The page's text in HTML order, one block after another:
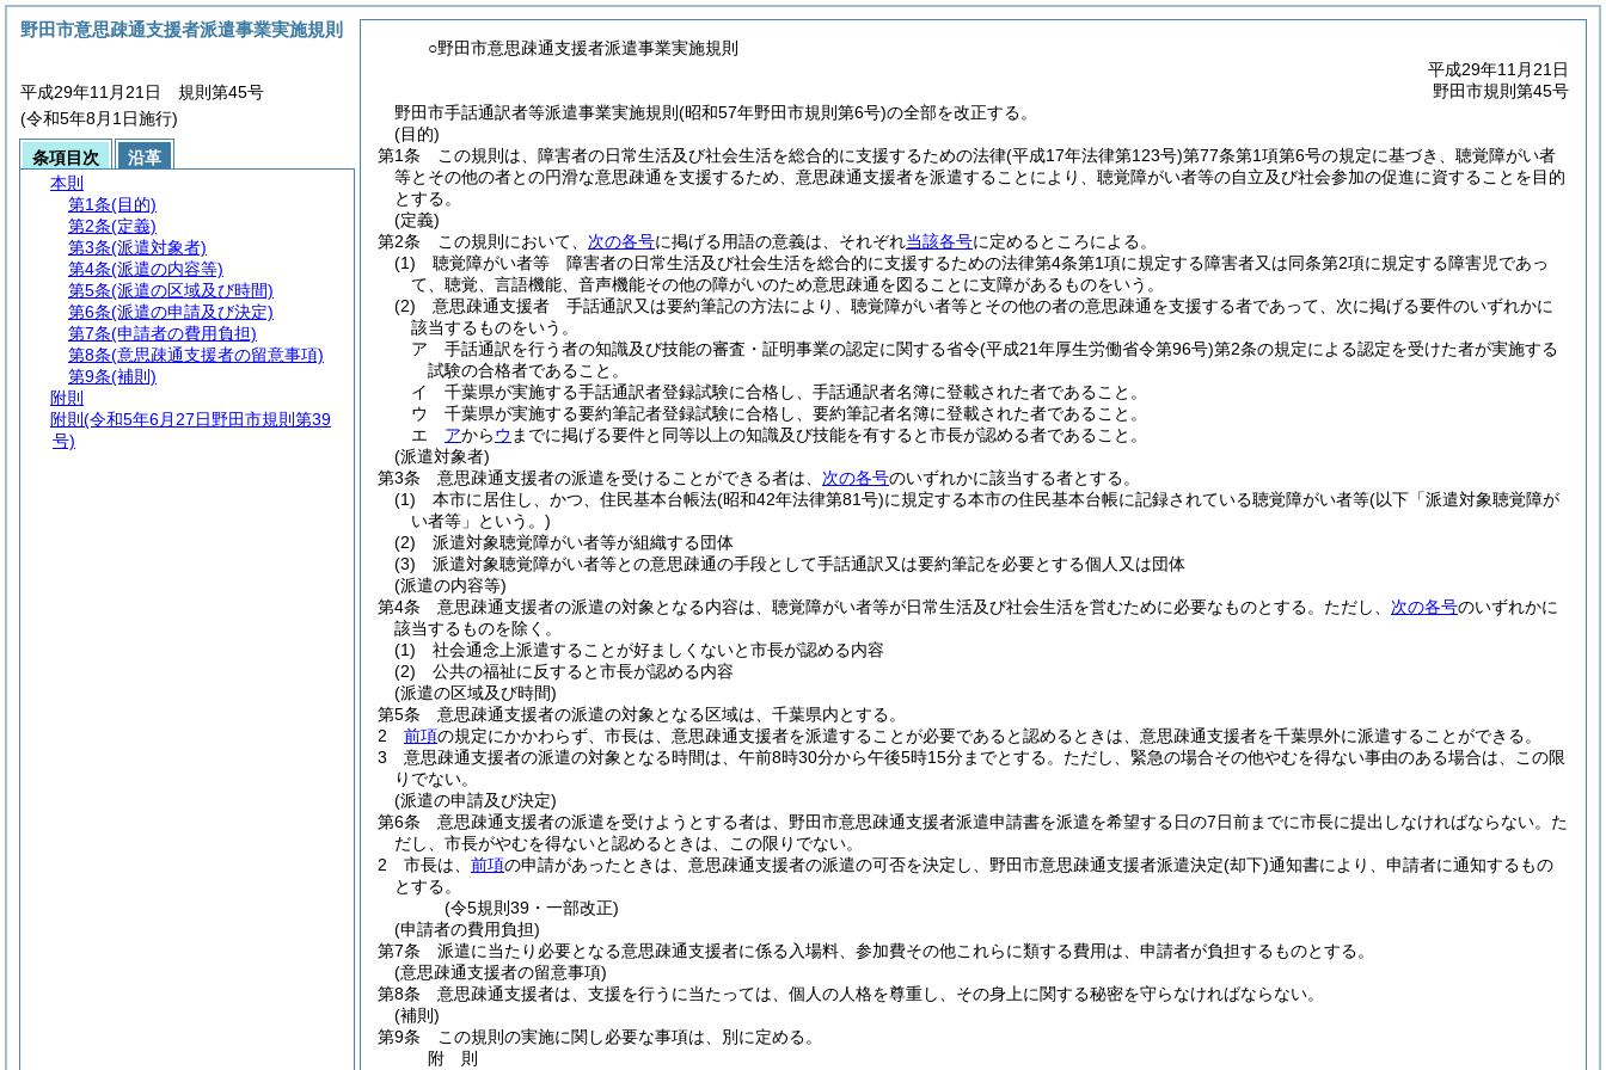
○野田市意思疎通支援者派遣事業実施規則
平成29年11月21日
野田市規則第45号
野田市手話通訳者等派遣事業実施規則(昭和57年野田市規則第6号)の全部を改正する。
(目的)
第1条
この規則は、障害者の日常生活及び社会生活を総合的に支援するための法律(平成17年法律第123号)第77条第1項第6号の規定に基づき、聴覚障がい者
等とその他の者との円滑な意思疎通を支援するため、意思疎通支援者を派遣することにより、聴覚障がい者等の自立及び社会参加の促進に資することを目的
とする。
(定義)
第2条
この規則において、 次の各号に掲げる用語の意義は、それぞれ当該各号に定めるところによる。
(1)
聴覚障がい者等 障害者の日常生活及び社会生活を総合的に支援するための法律第4条第1項に規定する障害者又は同条第2項に規定する障害児であっ
て、聴覚、言語機能、音声機能その他の障がいのため意思疎通を図ることに支障があるものをいう。
(2)
意思疎通支援者 手話通訳又は要約筆記の方法により、聴覚障がい者等とその他の者の意思疎通を支援する者であって、次に掲げる要件のいずれかに
該当するものをいう。
ア
手話通訳を行う者の知識及び技能の審査・証明事業の認定に関する省令(平成21年厚生労働省令第96号)第2条の規定による認定を受けた者が実施する
試験の合格者であること。
イ
千葉県が実施する手話通訳者登録試験に合格し、手話通訳者名簿に登載された者であること。
ウ
千葉県が実施する要約筆記者登録試験に合格し、要約筆記者名簿に登載された者であること。
エ
アからウ までに掲げる要件と同等以上の知識及び技能を有すると市長が認める者であること。
(派遣対象者)
第3条
意思疎通支援者の派遣を受けることができる者は、 次の各号のいずれかに該当する者とする。
(1)
本市に居住し、かつ、住民基本台帳法(昭和42年法律第81号)に規定する本市の住民基本台帳に記録されている聴覚障がい者等(以下「派遣対象聴覚障が
い者等」という。)
(2)
派遣対象聴覚障がい者等が組織する団体
(3)
派遣対象聴覚障がい者等との意思疎通の手段として手話通訳又は要約筆記を必要とする個人又は団体
(派遣の内容等)
第4条
意思疎通支援者の派遣の対象となる内容は、聴覚障がい者等が日常生活及び社会生活を営むために必要なものとする。 ただし、 次の各号のいずれかに
該当するものを除く。
(1)
社会通念上派遣することが好ましくないと市長が認める内容
(2)
公共の福祉に反すると市長が認める内容
(派遣の区域及び時間)
第5条
意思疎通支援者の派遣の対象となる区域は、千葉県内とする。
2
前項の規定にかかわらず、市長は、意思疎通支援者を派遣することが必要であると認めるときは、意思疎通支援者を千葉県外に派遣することができる。
3
意思疎通支援者の派遣の対象となる時間は、午前8時30分から午後5時15分までとする。 ただし、緊急の場合その他やむを得ない事由のある場合は、この限
りでない。
(派遣の申請及び決定)
第6条
意思疎通支援者の派遣を受けようとする者は、野田市意思疎通支援者派遣申請書を派遣を希望する日の7日前までに市長に提出しなければならない。 た
だし、市長がやむを得ないと認めるときは、この限りでない。
2
市長は、 前項の申請があったときは、意思疎通支援者の派遣の可否を決定し、野田市意思疎通支援者派遣決定(却下)通知書により、申請者に通知するもの
とする。
(令5規則39・一部改正)
(申請者の費用負担)
第7条
派遣に当たり必要となる意思疎通支援者に係る入場料、参加費その他これらに類する費用は、申請者が負担するものとする。
(意思疎通支援者の留意事項)
第8条
意思疎通支援者は、支援を行うに当たっては、個人の人格を尊重し、その身上に関する秘密を守らなければならない。
(補則)
第9条
この規則の実施に関し必要な事項は、別に定める。
附 則
野田市意思疎通支援者派遣事業実施規則
平成29年11月21日 規則第45号
(令和5年8月1日施行)
条項目次
沿革
本則
第1条(目的)
第2条(定義)
第3条(派遣対象者)
第4条(派遣の内容等)
第5条(派遣の区域及び時間)
第6条(派遣の申請及び決定)
第7条(申請者の費用負担)
第8条(意思疎通支援者の留意事項)
第9条(補則)
附則
附則 (令和5年6月27日野田市規則第39
号)